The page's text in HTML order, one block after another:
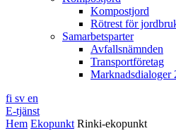
Kompostjord
Rötrest för
Samarbetsparter
Avfallsnämnden
Transportföretag
Marknadsdialoger
fi sv en
E-tjänst
Hem Ekopunkt Rinki-ekopunkt